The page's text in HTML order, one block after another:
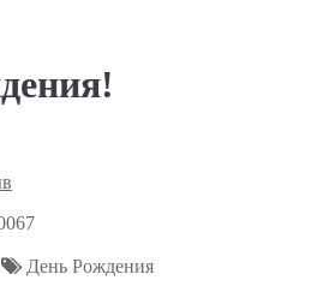
День Рождения